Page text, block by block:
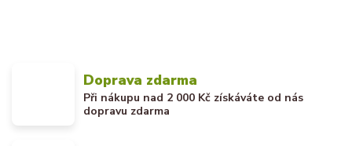
Doprava zdarma
Při nákupu nad 2 000 Kč získáváte od nás
dopravu zdarma